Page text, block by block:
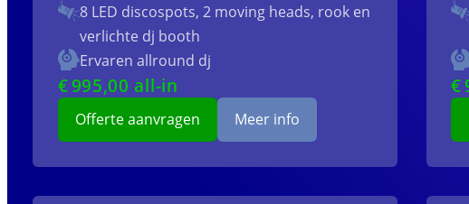
8 LED discospots, 2 moving heads, rook en
verlichte dj booth
Ervaren allround dj
€995,00 all-in
Offerte aanvragen Meer info
€